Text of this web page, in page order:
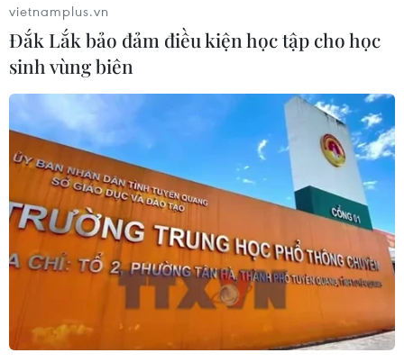
06/08/2026 04:14
Thống đốc Fed khuyến nghị tăng lãi
suất nếu lạm phát không sớm hạ
nhiệt
06/08/2026 03:46
Xem thêm
vietnamplus.vn
Đắk Lắk bảo đảm điều kiện học tập cho học
sinh vùng biên